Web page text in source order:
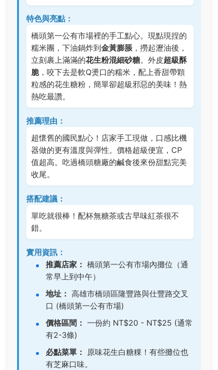
特色與亮點：
橋頭第一公有市場裡的手工點心。現點現捏的
糯米團，下油鍋炸到金黃膨脹 ，撈起瀝油後，
立刻裹上滿滿的花生粉混細砂糖。外皮超級酥
脆，咬下去是軟Q燙口的糯米，配上香甜帶顆
粒感的花生糖粉，簡單卻超級邪惡的美味！熱
熱吃最讚。
推薦理由：
超懷舊的國民點心！店家手工現做，口感比機
器做的更有溫度與彈性。價格超級便宜，CP
值超高。吃過橋頭糖廠的鹹食後來份甜點完美
收尾。
搭配建議：
單吃就很棒！配杯無糖茶或古早味紅茶很不
錯。
實用資訊：
推薦店家： 橋頭第一公有市場內攤位（通
常早上到中午）
地址： 高雄市橋頭區隆豐路與仕豐路交叉
口 (橋頭第一公有市場)
價格區間： 一份約 NT$20 - NT$25 (通常
有2-3條)
必點菜單： 原味花生白糖粿 ！有些攤位也
有芝麻口味。